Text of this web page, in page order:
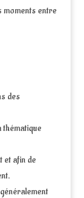
entre
des
et afin de